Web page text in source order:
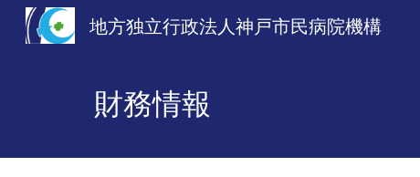
地方独立行政法人神戸市民病院機構
財務情報